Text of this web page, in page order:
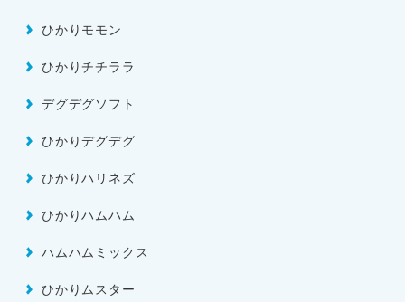
ひかりモモン
ひかりチチララ
デグデグソフト
ひかりデグデグ
ひかりハリネズ
ひかりハムハム
ハムハムミックス
ひかりムスター